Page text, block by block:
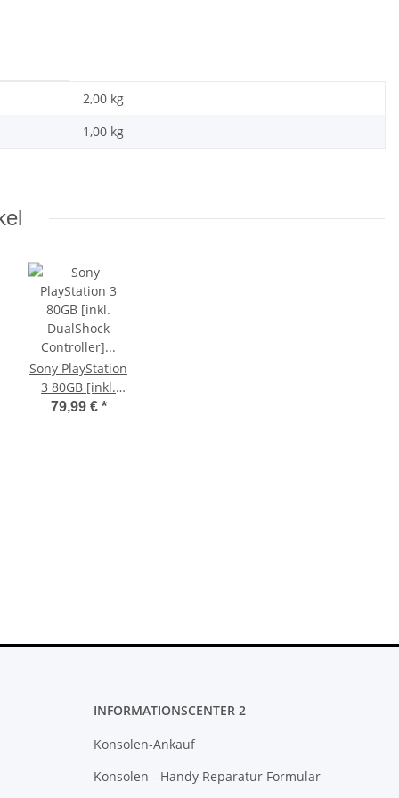
2,00 kg
1,00 kg
Sony PlayStation
3 80GB [inkl.
DualShock
79,99 € *
INFORMATIONSCENTER 2
Konsolen-Ankauf
Konsolen - Handy Reparatur Formular